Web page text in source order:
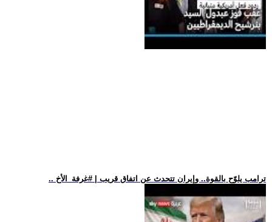
.. ترامب يلوّح بالقوة.. وإيران تتحدث عن اتفاق قريب | #غرفة_الأخ